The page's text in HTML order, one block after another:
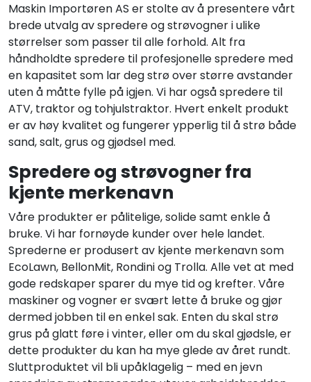
Maskin Importøren AS er stolte av å presentere vårt
brede utvalg av spredere og strøvogner i ulike
størrelser som passer til alle forhold. Alt fra
håndholdte spredere til profesjonelle spredere med
en kapasitet som lar deg strø over større avstander
uten å måtte fylle på igjen. Vi har også spredere til
ATV, traktor og tohjulstraktor. Hvert enkelt produkt
er av høy kvalitet og fungerer ypperlig til å strø både
sand, salt, grus og gjødsel med.
Spredere og strøvogner fra
kjente merkenavn
Våre produkter er pålitelige, solide samt enkle å
bruke. Vi har fornøyde kunder over hele landet.
Sprederne er produsert av kjente merkenavn som
EcoLawn, BellonMit, Rondini og Trolla. Alle vet at med
gode redskaper sparer du mye tid og krefter. Våre
maskiner og vogner er svært lette å bruke og gjør
dermed jobben til en enkel sak. Enten du skal strø
grus på glatt føre i vinter, eller om du skal gjødsle, er
dette produkter du kan ha mye glede av året rundt.
Sluttproduktet vil bli upåklagelig – med en jevn